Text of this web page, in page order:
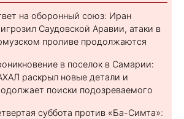
на оборонный союз: Иран
Саудовской Аравии, атаки в
проливе продолжаются
в поселок в Самарии:
раскрыл новые детали и
поиски подозреваемого
суббота против «Ба-Симта»: